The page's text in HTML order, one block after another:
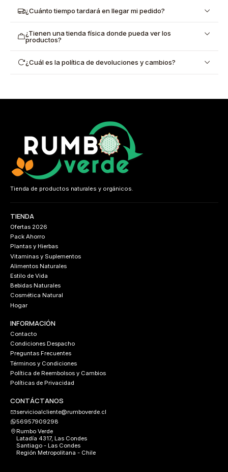
¿Cuánto tiempo tardará en llegar mi pedido?
¿Tienen una tienda física donde pueda ver los
productos?
¿Cuál es la política de devoluciones y cambios?
Tienda de productos naturales y orgánicos.
TIENDA
Ofertas 2026
Pack Ahorro
Plantas y Hierbas
Vitaminas y Suplementos
Alimentos Naturales
Estilo de Vida
Bebidas Naturales
Cosmética Natural
Hogar
INFORMACIÓN
Contacto
Condiciones Despacho
Preguntas Frecuentes
Términos y Condiciones
Política de Reembolsos y Cambios
Políticas de Privacidad
CONTÁCTANOS
servicioalcliente@rumboverde.cl
56957909298
Rumbo Verde
Latadía 4317, Las Condes
Santiago - Las Condes
Región Metropolitana - Chile